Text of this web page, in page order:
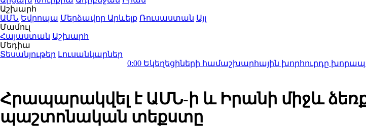
Աշխարհ
ԱՄՆ Եվրոպա Մերձավոր Արևելք Ռուսաստան Այլ
Մամուլ
Հայաստան Աշխարհ
Մեդիա
Տեսանյութեր Լուսանկարներ
Եկեղեցիների համաշխարհային խորհուրդը խորապես
Հրապարակվել է ԱՄՆ-ի և Իրանի միջև
պաշտոնական տեքստը